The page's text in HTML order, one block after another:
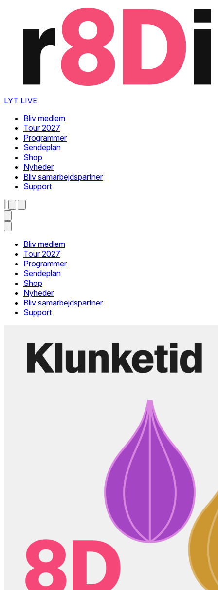
LYT LIVE
Bliv medlem
Tour 2027
Programmer
Sendeplan
Shop
Nyheder
Bliv samarbejdspartner
Support
Bliv medlem
Tour 2027
Programmer
Sendeplan
Shop
Nyheder
Bliv samarbejdspartner
Support